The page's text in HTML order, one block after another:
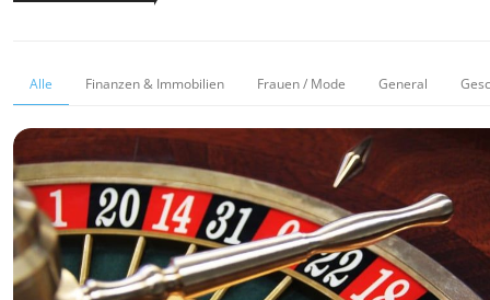
Alle Finanzen & Immobilien Frauen / Mode General